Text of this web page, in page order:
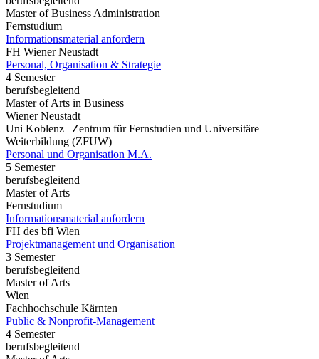
Master of Business Administration
Fernstudium
Informationsmaterial anfordern
FH Wiener Neustadt
Personal, Organisation & Strategie
4 Semester
berufsbegleitend
Master of Arts in Business
Wiener Neustadt
Uni Koblenz | Zentrum für Fernstudien und Universitäre
Weiterbildung (ZFUW)
Personal und Organisation M.A.
5 Semester
berufsbegleitend
Master of Arts
Fernstudium
Informationsmaterial anfordern
FH des bfi Wien
Projektmanagement und Organisation
3 Semester
berufsbegleitend
Master of Arts
Wien
Fachhochschule Kärnten
Public & Nonprofit-Management
4 Semester
berufsbegleitend